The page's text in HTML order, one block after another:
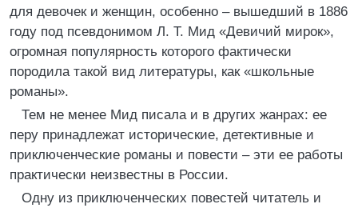
для девочек и женщин, особенно – вышедший в 1886
году под псевдонимом Л. Т. Мид «Девичий мирок»,
огромная популярность которого фактически
породила такой вид литературы, как «школьные
романы».
Тем не менее Мид писала и в других жанрах: ее
перу принадлежат исторические, детективные и
приключенческие романы и повести – эти ее работы
практически неизвестны в России.
Одну из приключенческих повестей читатель и